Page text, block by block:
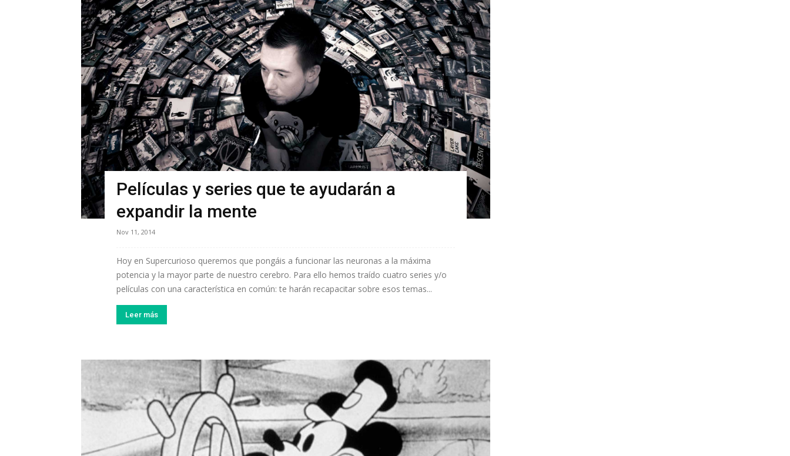
Películas y series que te ayudarán a
expandir la mente
Nov 11, 2014
Hoy en Supercurioso queremos que pongáis a funcionar las neuronas a la máxima
potencia y la mayor parte de nuestro cerebro. Para ello hemos traído cuatro series y/o
películas con una característica en común: te harán recapacitar sobre esos temas...
Leer más